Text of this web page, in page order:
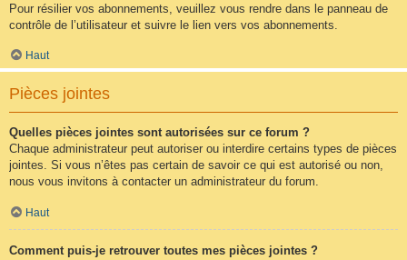
Pour résilier vos abonnements, veuillez vous rendre dans le panneau de
contrôle de l’utilisateur et suivre le lien vers vos abonnements.
Haut
Pièces jointes
Quelles pièces jointes sont autorisées sur ce forum ?
Chaque administrateur peut autoriser ou interdire certains types de pièces
jointes. Si vous n’êtes pas certain de savoir ce qui est autorisé ou non,
nous vous invitons à contacter un administrateur du forum.
Haut
Comment puis-je retrouver toutes mes pièces jointes ?